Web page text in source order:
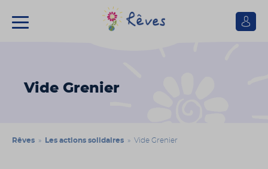
Se
Vide Grenier
Rêves » Les actions solidaires » Vide Grenier